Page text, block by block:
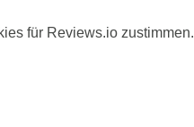
für Reviews.io zustimmen.